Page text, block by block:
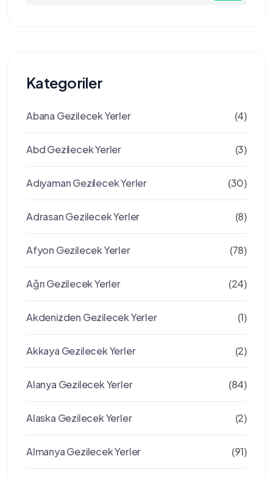
Kategoriler
Abana Gezilecek Yerler (4)
Abd Gezilecek Yerler (3)
Adıyaman Gezilecek Yerler (30)
Adrasan Gezilecek Yerler (8)
Afyon Gezilecek Yerler (78)
Ağrı Gezilecek Yerler (24)
Akdenizden Gezilecek Yerler (1)
Akkaya Gezilecek Yerler (2)
Alanya Gezilecek Yerler (84)
Alaska Gezilecek Yerler (2)
Almanya Gezilecek Yerler (91)